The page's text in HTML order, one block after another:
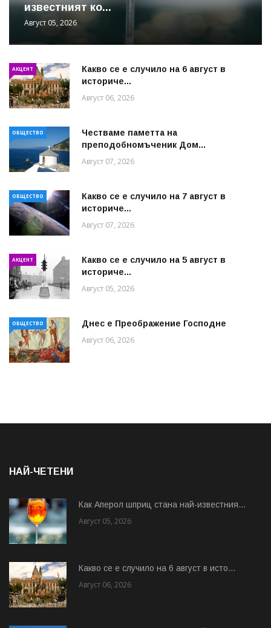
известният ко...
Август 05, 2026
АКЦЕНТ
Какво се е случило на 6 август в
историче...
Август 06, 2026
ОБЩЕСТВО
Честваме паметта на
преподобномъченик Дом...
Август 07, 2026
ОБЩЕСТВО
Какво се е случило на 7 август в
историче...
Август 07, 2026
АКЦЕНТ
Какво се е случило на 5 август в
историче...
Август 05, 2026
ОБЩЕСТВО Днес е Преображение Господне
Август 06, 2026
НАЙ-ЧЕТЕНИ
Как Аперол шприц стана най-известния...
Август 05, 2026
Какво се е случило на 6 август в исто...
Август 06, 2026